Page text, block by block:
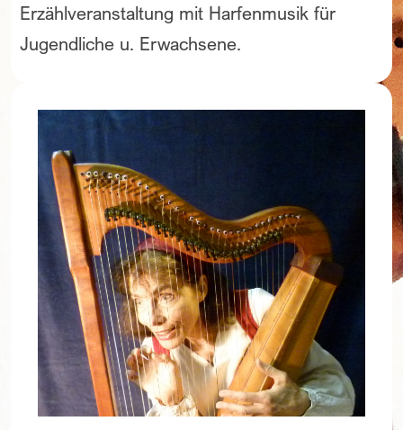
Erzählveranstaltung mit Harfenmusik für
Jugendliche u. Erwachsene.